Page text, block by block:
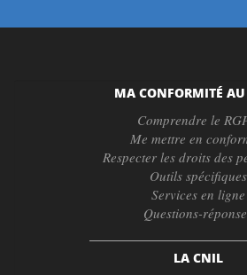
MA CONFORMITÉ AU
Comprendre le
Me mettre en
Respecter les droits des
Outils spécifiques
Services en ligne
Questions-
LA CNIL